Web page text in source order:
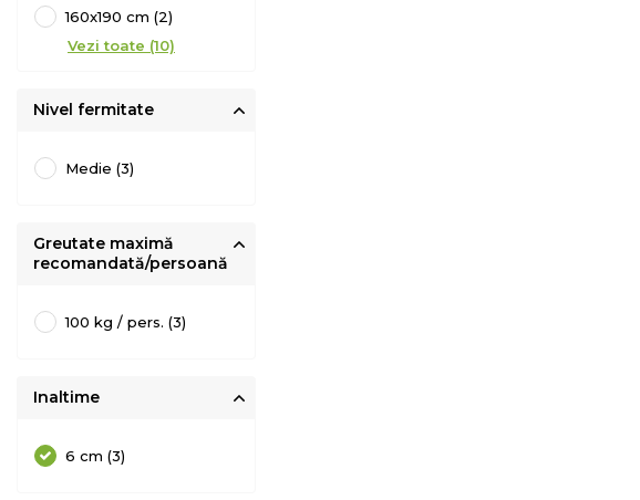
160x190 cm (2)
Vezi toate (10)
Nivel fermitate
Medie (3)
Greutate maximă
recomandată/persoană
100 kg / pers. (3)
Inaltime
6 cm (3)